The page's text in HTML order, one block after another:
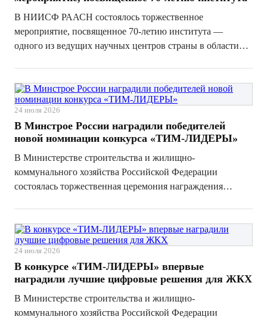
В НИИСФ РААСН состоялось торжественное
мероприятие, посвященное 70-летию института —
одного из ведущих научных центров страны в области
хозяйства. Почетным гостем юбилейных мероприятий
стал замест...
24 июля 2026
В Минстрое России наградили победителей
новой номинации конкурса «ТИМ-ЛИДЕРЫ»
В Министерстве строительства и жилищно-
коммунального хозяйства Российской Федерации
состоялась торжественная церемония награждения
Одним из главных событий юбилейного конкурса стало
подвед...
24 июля 2026
В конкурсе «ТИМ-ЛИДЕРЫ» впервые
наградили лучшие цифровые решения для ЖКХ
В Министерстве строительства и жилищно-
коммунального хозяйства Российской Федерации